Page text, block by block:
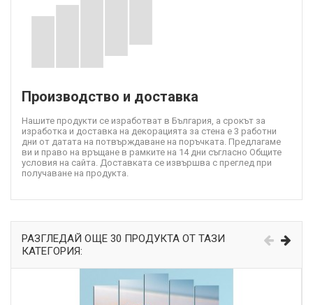
Производство и доставка
Нашите продукти се изработват в България, а срокът за
изработка и доставка на декорацията за стена е 3 работни
дни от датата на потвърждаване на поръчката. Предлагаме
ви и право на връщане в рамките на 14 дни съгласно Общите
условия на сайта. Доставката се извършва с преглед при
получаване на продукта.
РАЗГЛЕДАЙ ОЩЕ 30 ПРОДУКТА ОТ ТАЗИ
КАТЕГОРИЯ: